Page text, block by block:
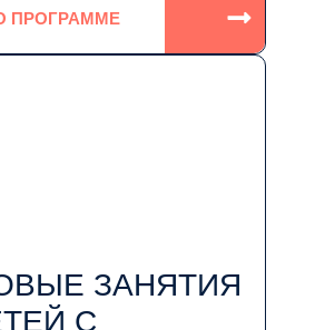
ПРОГРАММЕ
ЗАНЯТИЯ
С